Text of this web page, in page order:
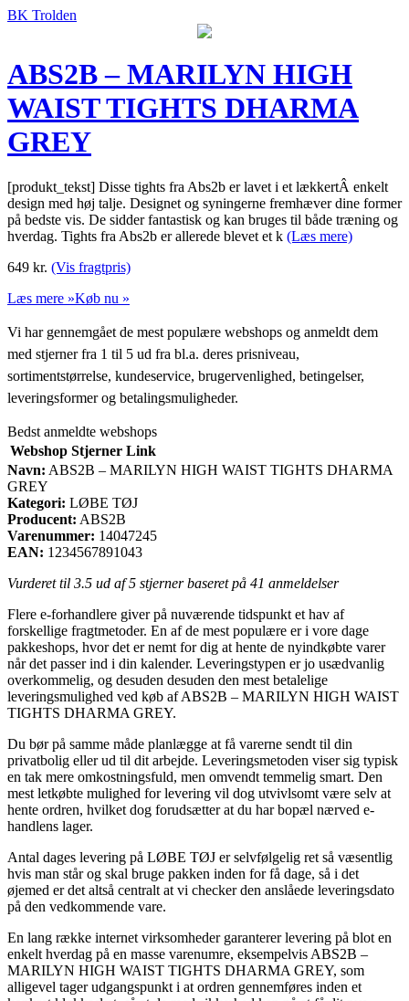
BK Trolden
ABS2B – MARILYN HIGH
WAIST TIGHTS DHARMA
GREY
[produkt_tekst] Disse tights fra Abs2b er lavet i et lækkertÂ enkelt
design med høj talje. Designet og syningerne fremhæver dine former
på bedste vis. De sidder fantastisk og kan bruges til både træning og
hverdag. Tights fra Abs2b er allerede blevet et k (Læs mere)
649 kr. (Vis fragtpris)
Læs mere »Køb nu »
Vi har gennemgået de mest populære webshops og anmeldt dem
med stjerner fra 1 til 5 ud fra bl.a. deres prisniveau,
sortimentstørrelse, kundeservice, brugervenlighed, betingelser,
leveringsformer og betalingsmuligheder.
Bedst anmeldte webshops
Webshop Stjerner Link
Navn: ABS2B – MARILYN HIGH WAIST TIGHTS DHARMA
GREY
Kategori: LØBE TØJ
Producent: ABS2B
Varenummer: 14047245
EAN: 1234567891043
Vurderet til 3.5 ud af 5 stjerner baseret på 41 anmeldelser
Flere e-forhandlere giver på nuværende tidspunkt et hav af
forskellige fragtmetoder. En af de mest populære er i vore dage
pakkeshops, hvor det er nemt for dig at hente de nyindkøbte varer
når det passer ind i din kalender. Leveringstypen er jo usædvanlig
overkommelig, og desuden desuden den mest betalelige
leveringsmulighed ved køb af ABS2B – MARILYN HIGH WAIST
TIGHTS DHARMA GREY.
Du bør på samme måde planlægge at få varerne sendt til din
privatbolig eller ud til dit arbejde. Leveringsmetoden viser sig typisk
en tak mere omkostningsfuld, men omvendt temmelig smart. Den
mest letkøbte mulighed for levering vil dog utvivlsomt være selv at
hente ordren, hvilket dog forudsætter at du har bopæl nærved e-
handlens lager.
Antal dages levering på LØBE TØJ er selvfølgelig ret så væsentlig
hvis man står og skal bruge pakken inden for få dage, så i det
øjemed er det altså centralt at vi checker den anslåede leveringsdato
på den vedkommende vare.
En lang række internet virksomheder garanterer levering på blot en
enkelt hverdag på en masse varenumre, eksempelvis ABS2B –
MARILYN HIGH WAIST TIGHTS DHARMA GREY, som
alligevel tager udgangspunkt i at ordren gennemføres inden et